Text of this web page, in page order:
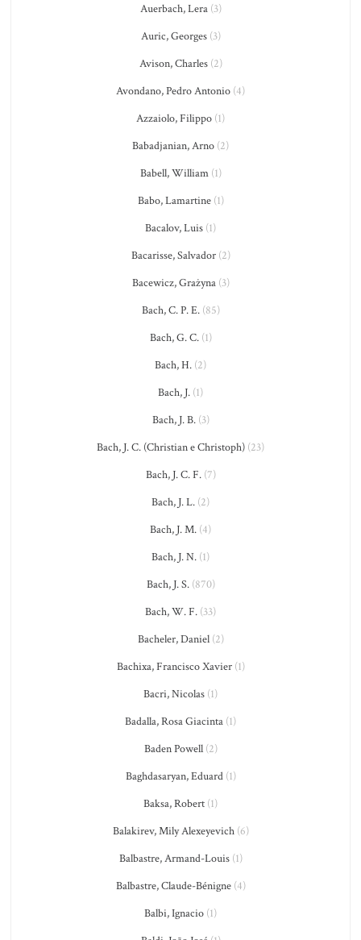
Auerbach, Lera(3)
Auric, Georges(3)
Avison, Charles(2)
Avondano, Pedro Antonio (4)
Azzaiolo, Filippo (1)
Babadjanian, Arno (2)
Babell, William(1)
Babo, Lamartine(1)
Bacalov, Luis (1)
Bacarisse, Salvador(2)
Bacewicz, Grażyna(3)
Bach, C. P. E.(85)
Bach, G. C.(1)
Bach, H. (2)
Bach, J. (1)
Bach, J. B.(3)
Bach, J. C. (Christian e Christoph) (23)
Bach, J. C. F.(7)
Bach, J. L. (2)
Bach, J. M. (4)
Bach, J. N. (1)
Bach, J. S.(870)
Bach, W. F. (33)
Bacheler, Daniel(2)
Bachixa, Francisco Xavier(1)
Bacri, Nicolas (1)
Badalla, Rosa Giacinta (1)
Baden Powell(2)
Baghdasaryan, Eduard(1)
Baksa, Robert (1)
Balakirev, Mily Alexeyevich(6)
Balbastre, Armand-Louis(1)
Balbastre, Claude-Bénigne(4)
Balbi, Ignacio (1)